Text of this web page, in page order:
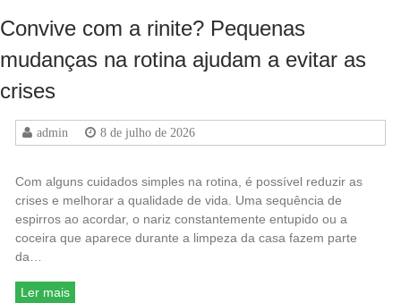
Convive com a rinite? Pequenas
mudanças na rotina ajudam a evitar as
crises
admin 8 de julho de 2026
Com alguns cuidados simples na rotina, é possível reduzir as
crises e melhorar a qualidade de vida. Uma sequência de
espirros ao acordar, o nariz constantemente entupido ou a
coceira que aparece durante a limpeza da casa fazem parte
da…
Ler mais